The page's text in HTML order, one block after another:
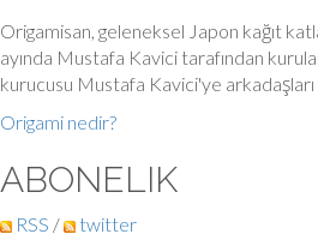
Origamisan, geleneksel Japon kağıt
ayında Mustafa Kavici tarafından
kurucusu Mustafa Kavici'ye
Origami nedir?
ABONELIK
RSS / twitter